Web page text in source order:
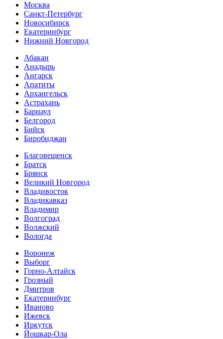
Москва
Санкт-Петербург
Новосибирск
Екатеринбург
Нижний Новгород
Абакан
Анадырь
Ангарск
Апатиты
Архангельск
Астрахань
Барнаул
Белгород
Бийск
Биробиджан
Благовещенск
Братск
Брянск
Великий Новгород
Владивосток
Владикавказ
Владимир
Волгоград
Волжский
Вологда
Воронеж
Выборг
Горно-Алтайск
Грозный
Дмитров
Екатеринбург
Иваново
Ижевск
Иркутск
Йошкар-Ола